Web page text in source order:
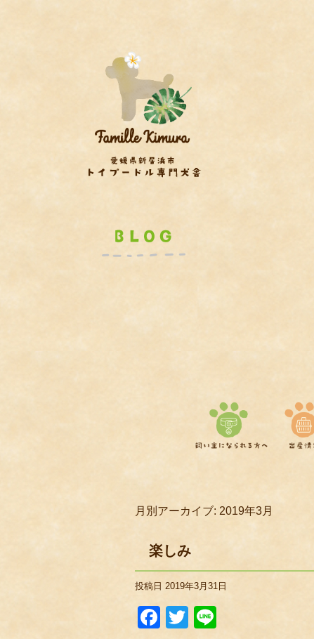
月別アーカイブ: 2019年3月
楽しみ
投稿日 2019年3月31日
Facebook
Twitter